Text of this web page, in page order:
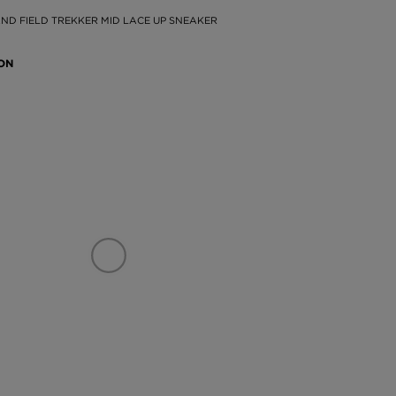
FIELD TREKKER MID LACE UP SNEAKER